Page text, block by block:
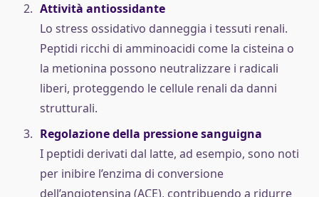
Attività antiossidante
Lo stress ossidativo danneggia i tessuti renali.
Peptidi ricchi di amminoacidi come la cisteina o
la metionina possono neutralizzare i radicali
liberi, proteggendo le cellule renali da danni
strutturali.
Regolazione della pressione sanguigna
I peptidi derivati dal latte, ad esempio, sono noti
per inibire l’enzima di conversione
dell’angiotensina (ACE), contribuendo a ridurre